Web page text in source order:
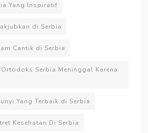
Yang Inspiratif
di Serbia
Cantik di Serbia
Serbia Meninggal Karena
Yang Terbaik di Serbia
Kesehatan Di Serbia